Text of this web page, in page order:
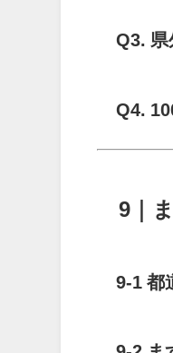
Q3. 県
Q4.
9｜
9-1 都